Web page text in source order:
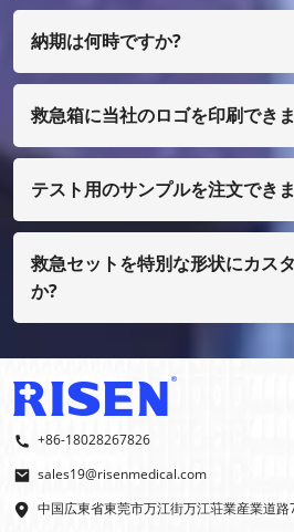
は、ペイパル、ウェスタン ユニオン
ローなどで支払うことができます。
納期は何時ですか?
救急箱に当社のロゴを印刷でき
とができます、ほんの少量で、あな
う必要があります
テスト用のサンプルを注文でき
常の印刷ではない場合は、サンプル
す。
救急セットを特別な形状にカス
か?
+86-18028267826
sales19@risenmedical.com
中国広東省東莞市万江街万江荘業産業道